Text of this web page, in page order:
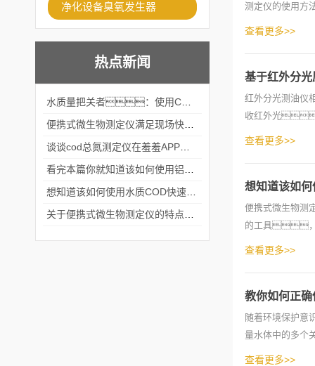
净化设备臭氧发生器
热点新闻
测定仪的使用
护，可以确
查看更多>>
基于红外分
红外分光测油
收红外光
红外分光光度
查看更多>>
想知道该如
便携式微生物
的工具，
作。在使
查看更多>>
教你如何正
随着环境保护
量水体中的多
法，以帮助
查看更多>>